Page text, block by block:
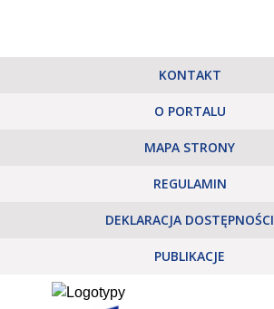
KONTAKT
O PORTALU
MAPA STRONY
REGULAMIN
DEKLARACJA DOSTĘPNOŚCI
PUBLIKACJE